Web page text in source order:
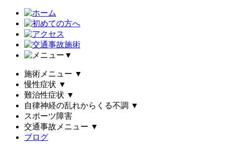
▼
施術メニュー ▼
慢性症状 ▼
難治性症状 ▼
自律神経の乱れからくる不調 ▼
スポーツ障害
交通事故メニュー ▼
ブログ